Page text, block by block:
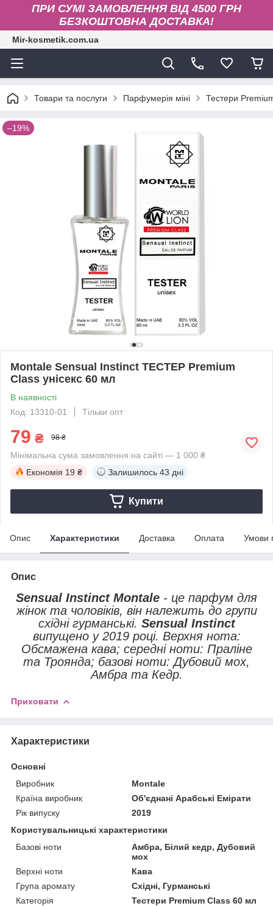
ПРИ СУМІ ЗАМОВЛЕННЯ ВІД 4500 ГРН
БЕЗКОШТОВНА ДОСТАВКА!
Mir-kosmetik.com.ua
Товари та послуги Парфумерія міні Тестери
–19%
Montale Sensual Instinct ТЕСТЕР Premium
Class унісекс 60 мл
В наявності
Код: 13310-01
Тільки опт
79 ₴ 98 ₴
Мінімальна сума замовлення на сайті — 1 000 ₴
Економія 19 ₴ Залишилось 43 дні
Купити
Опис Характеристики Доставка Оплата Умови
Опис
Sensual Instinct Montale - це парфум для
жінок та чоловіків, він належить до групи
східні гурманські. Sensual Instinct
випущено у 2019 році. Верхня нота:
Обсмажена кава; середні ноти: Праліне
та Троянда; базові ноти: Дубовий мох,
Амбра та Кедр.
Приховати
Характеристики
Основні
Виробник
Montale
Країна виробник
Об'єднані Арабські Емірати
Рік випуску
2019
Користувальницькі характеристики
Базові ноти
Амбра, Білий кедр, Дубовий
мох
Верхні ноти
Кава
Група аромату
Східні, Гурманські
Категорія
Тестери Premium Class 60 мл